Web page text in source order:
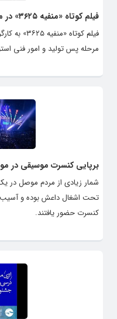
فیلم کوتاه «منفیه ۳۶۲۵» در مرحله فنی
فیلم کوتاه
مرحله پس تولید و امور فنی
برپایی کنسرت موسیقی در
تحت اشغال داعش بوده و
کنسرت حضور یافتند.